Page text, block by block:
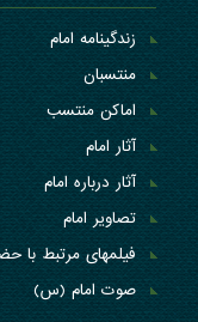
زندگینامه امام
منتسبان
اماکن منتسب
آثار امام
آثار درباره امام
تصاویر امام
فیلمهای مرتبط با
صوت امام (س)